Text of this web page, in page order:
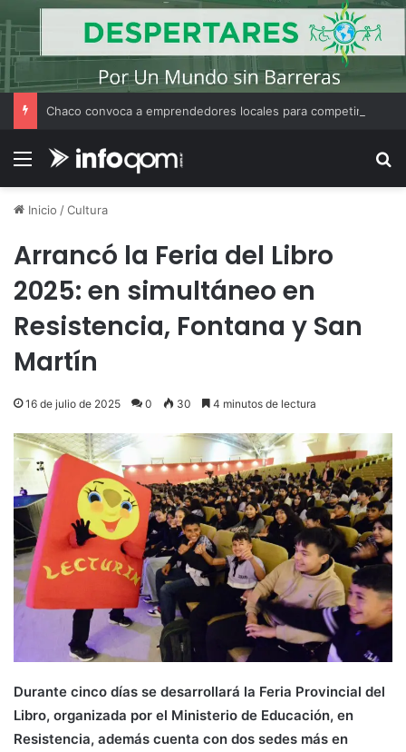
Menú
Inicio /Cultura
Arrancó la Feria del Libro
2025: en simultáneo en
Resistencia, Fontana y San
Martín
16 de julio de 2025 0 30 4 minutos de lectura
Durante cinco días se desarrollará la Feria Provincial del
Libro, organizada por el Ministerio de Educación, en
Resistencia, además cuenta con dos sedes más en